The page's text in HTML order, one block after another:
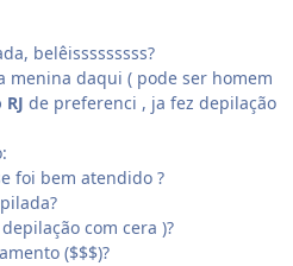
belêisssssssss?
menina daqui ( pode ser homem
de preferenci , ja fez depilação
foi bem atendido ?
com cera )?
($$$)?